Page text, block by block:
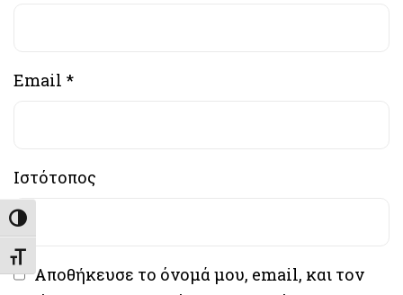
Εναλλαγή Υψηλής Αντίθεσης
Εναλλαγή Μεγέθους Γραμμάτων
Email *
Ιστότοπος
Αποθήκευσε το όνομά μου, email, και τον